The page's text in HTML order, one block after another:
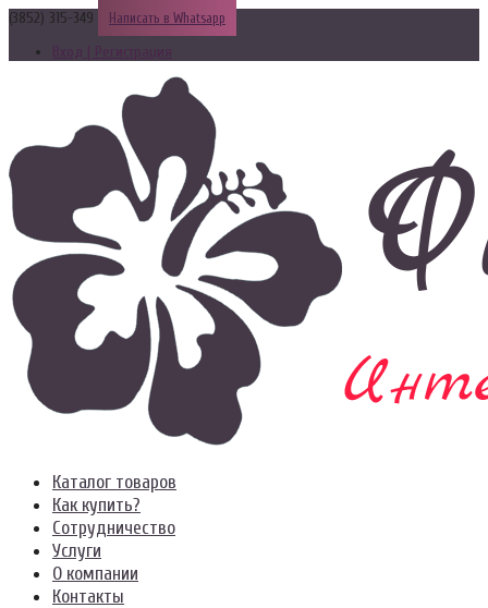
(3852) 315-349 Написать в Whatsapp
Вход | Регистрация
Каталог товаров
Как купить?
Сотрудничество
Услуги
О компании
Контакты